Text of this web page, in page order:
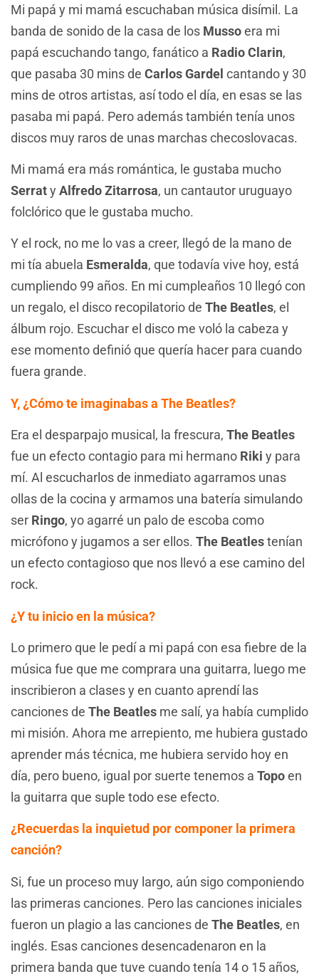
Mi papá y mi mamá escuchaban música disímil. La
banda de sonido de la casa de los Mussoera mi
papá escuchando tango, fanático a Radio Clarin,
que pasaba 30 mins de Carlos Gardel cantando y 30
mins de otros artistas, así todo el día, en esas se las
pasaba mi papá. Pero además también tenía unos
discos muy raros de unas marchas checoslovacas.
Mi mamá era más romántica, le gustaba mucho
SerratyAlfredo Zitarrosa, un cantautor uruguayo
folclórico que le gustaba mucho.
Y el rock, no me lo vas a creer, llegó de la mano de
mi tía abuela Esmeralda, que todavía vive hoy, está
cumpliendo 99 años. En mi cumpleaños 10 llegó con
un regalo, el disco recopilatorio de The Beatles, el
álbum rojo. Escuchar el disco me voló la cabeza y
ese momento definió que quería hacer para cuando
fuera grande.
Y, ¿Cómo te imaginabas a The Beatles?
Era el desparpajo musical, la frescura, The Beatles
fue un efecto contagio para mi hermano Riki y para
mí. Al escucharlos de inmediato agarramos unas
ollas de la cocina y armamos una batería simulando
ser Ringo, yo agarré un palo de escoba como
micrófono y jugamos a ser ellos. The Beatlestenían
un efecto contagioso que nos llevó a ese camino del
rock.
¿Y tu inicio en la música?
Lo primero que le pedí a mi papá con esa fiebre de la
música fue que me comprara una guitarra, luego me
inscribieron a clases y en cuanto aprendí las
canciones de The Beatles me salí, ya había cumplido
mi misión. Ahora me arrepiento, me hubiera gustado
aprender más técnica, me hubiera servido hoy en
día, pero bueno, igual por suerte tenemos a Topoen
la guitarra que suple todo ese efecto.
¿Recuerdas la inquietud por componer la primera
canción?
Si, fue un proceso muy largo, aún sigo componiendo
las primeras canciones. Pero las canciones iniciales
fueron un plagio a las canciones de The Beatles, en
inglés. Esas canciones desencadenaron en la
primera banda que tuve cuando tenía 14 o 15 años,